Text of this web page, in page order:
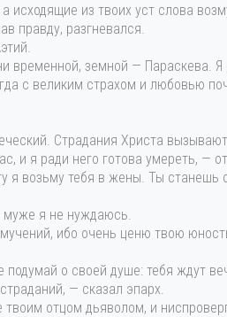
исходящие из твоих уст слова
правду, разгневался.
земной — Параскева. Я
с великим страхом и любовью
Страдания Христа
и я ради него готова умереть, —
я возьму тебя в жены. Ты станешь
я не нуждаюсь.
ибо очень ценю твою
о своей душе: тебя ждут
— сказал эпарх.
отцом дьяволом, и